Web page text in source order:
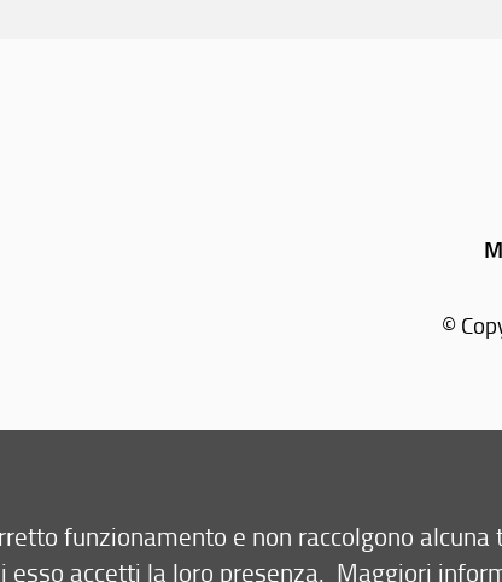
©
funzionamento e non raccolgono alcuna
accetti la loro presenza. Maggiori